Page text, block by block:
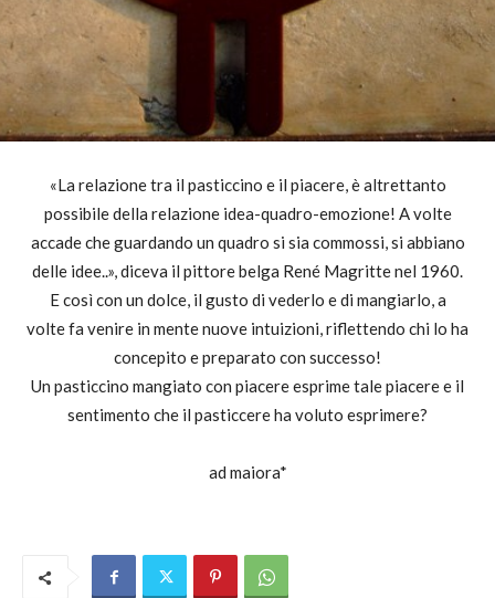
«La relazione tra il pasticcino e il piacere, è altrettanto
possibile della relazione idea-quadro-emozione! A volte
accade che guardando un quadro si sia commossi, si abbiano
delle idee..», diceva il pittore belga René Magritte nel 1960.
E così con un dolce, il gusto di vederlo e di mangiarlo, a
volte fa venire in mente nuove intuizioni, riflettendo chi lo ha
concepito e preparato con successo!
Un pasticcino mangiato con piacere esprime tale piacere e il
sentimento che il pasticcere ha voluto esprimere?
ad maiora*